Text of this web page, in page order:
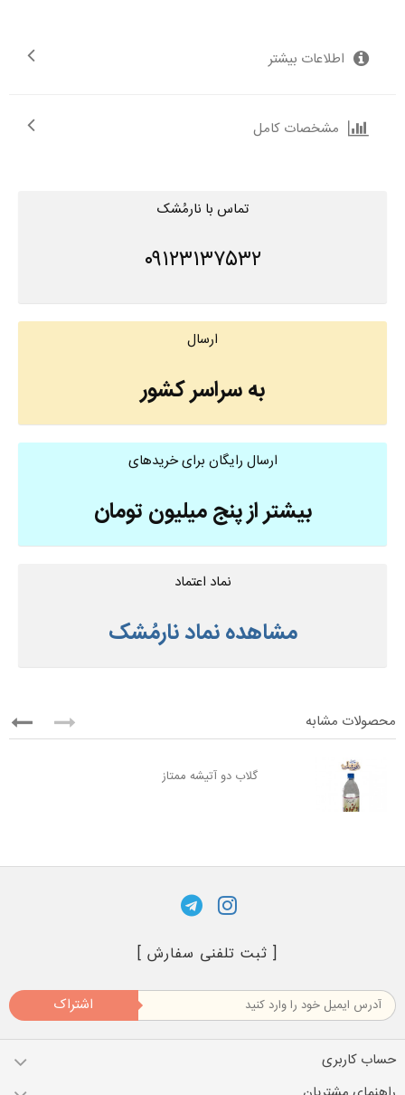
اطلاعات بیشتر
مشخصات کامل
تماس با نارمُشک
۰۹۱۲۳۱۳۷۵۳۲
ارسال
به سراسر کشور
ارسال رایگان برای خریدهای
بیشتر از پنج میلیون تومان
نماد اعتماد
مشاهده نماد نارمُشک
محصولات مشابه
گلاب دو آتیشه ممتاز
[ ثبت تلفنی سفارش ]
اشتراک
حساب کاربری